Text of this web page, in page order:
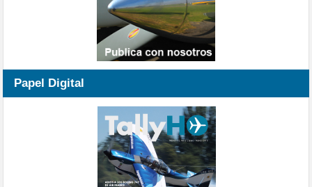
Papel Digital